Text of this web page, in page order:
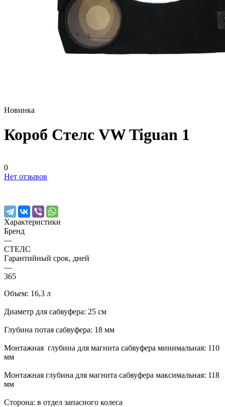
Новинка
Короб Стелс VW Tiguan 1
0
Нет отзывов
Характеристики
Бренд
—
СТЕЛС
Гарантийный срок, дней
—
365
Объем: 16,3 л
Диаметр для сабвуфера: 25 см
Глубина потая сабвуфера: 18 мм
Монтажная глубина для магнита сабвуфера минимальная: 110
мм
Монтажная глубина для магнита сабвуфера максимальная: 118
мм
Сторона: в отдел запасного колеса